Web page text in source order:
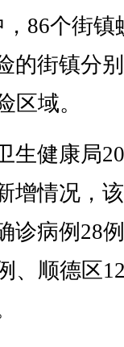
86个街镇
的街镇分
区域。
健康局
增情况，
诊病例28
、顺德区